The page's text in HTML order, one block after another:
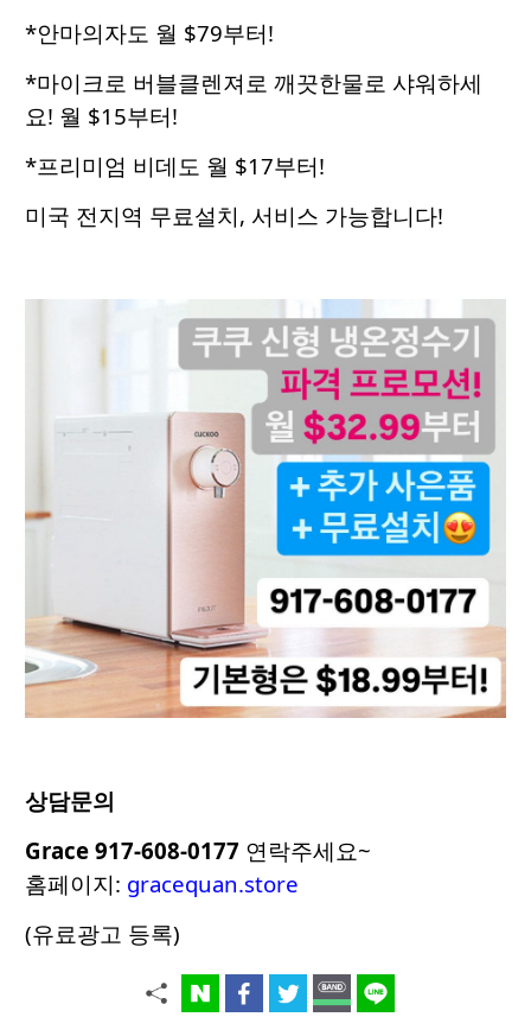
*안마의자도 월 $79부터!
*마이크로 버블클렌져로 깨끗한물로 샤워하세
요! 월 $15부터!
*프리미엄 비데도 월 $17부터!
미국 전지역 무료설치, 서비스 가능합니다!
상담문의
Grace 917-608-0177 연락주세요~
홈페이지: gracequan.store
(유료광고 등록)